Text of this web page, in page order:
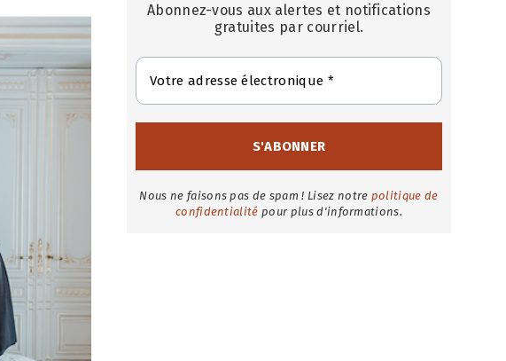
Abonnez-vous aux alertes et notifications
gratuites par courriel.
Nous ne faisons pas de spam ! Lisez notre politique de
confidentialité pour plus d'informations.